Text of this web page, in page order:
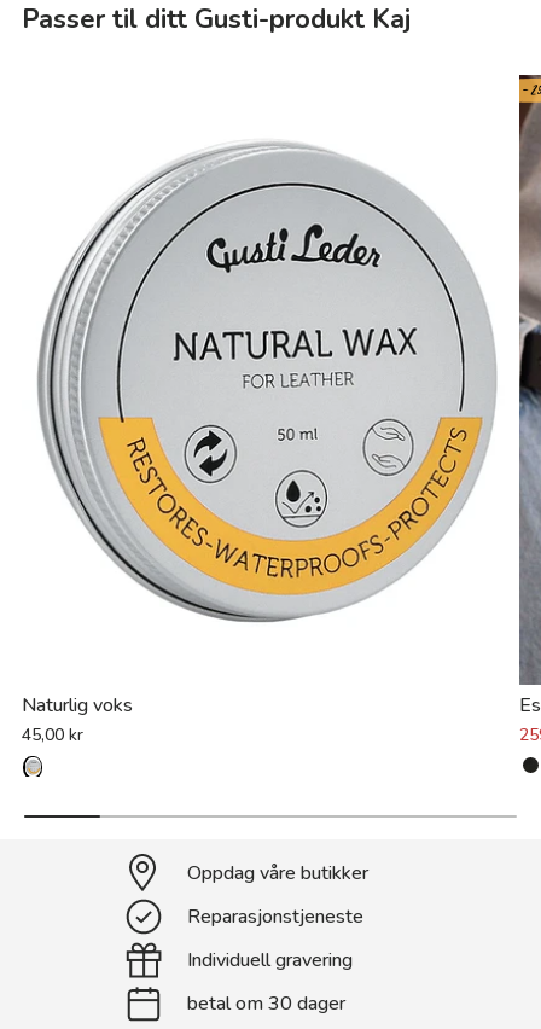
Passer til ditt Gusti-produkt Kaj
Naturlig voks
45,00 kr
-
Oppdag våre butikker
Reparasjonstjeneste
Individuell gravering
betal om 30 dager